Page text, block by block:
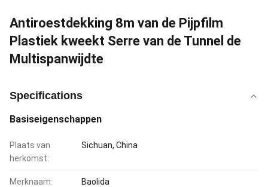
Antiroestdekking 8m van de Pijpfilm
Plastiek kweekt Serre van de Tunnel de
Multispanwijdte
Specifications
Basiseigenschappen
Plaats van
herkomst:
Sichuan, China
Merknaam: Baolida